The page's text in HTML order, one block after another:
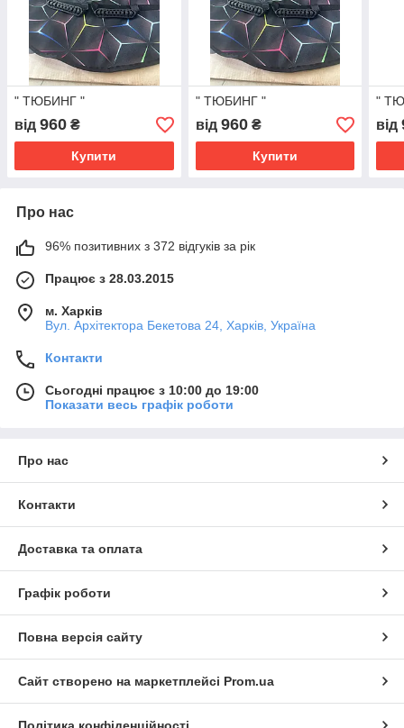
" ТЮБИНГ "
від 960 ₴
Купити
" ТЮБИНГ "
від 960₴
Купити
"
від
Про нас
96% позитивних з 372 відгуків за рік
Працює з 28.03.2015
м. Харків
Вул. Архітектора Бекетова 24, Харків, Україна
Контакти
Сьогодні працює з 10:00 до 19:00
Показати весь графік роботи
Про нас
Контакти
Доставка та оплата
Графік роботи
Повна версія сайту
Сайт створено на маркетплейсі Prom.ua